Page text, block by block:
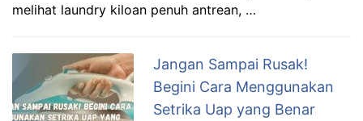
melihat laundry kiloan penuh antrean, …
Jangan Sampai Rusak!
Begini Cara Menggunakan
Setrika Uap yang Benar